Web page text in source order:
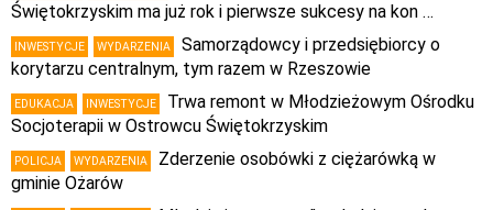
Świętokrzyskim ma już rok i pierwsze sukcesy na kon …
INWESTYCJE WYDARZENIA
Samorządowcy i przedsiębiorcy o
korytarzu centralnym, tym razem w Rzeszowie
EDUKACJA INWESTYCJE
Trwa remont w Młodzieżowym Ośrodku
Socjoterapii w Ostrowcu Świętokrzyskim
POLICJA WYDARZENIA
Zderzenie osobówki z ciężarówką w
gminie Ożarów